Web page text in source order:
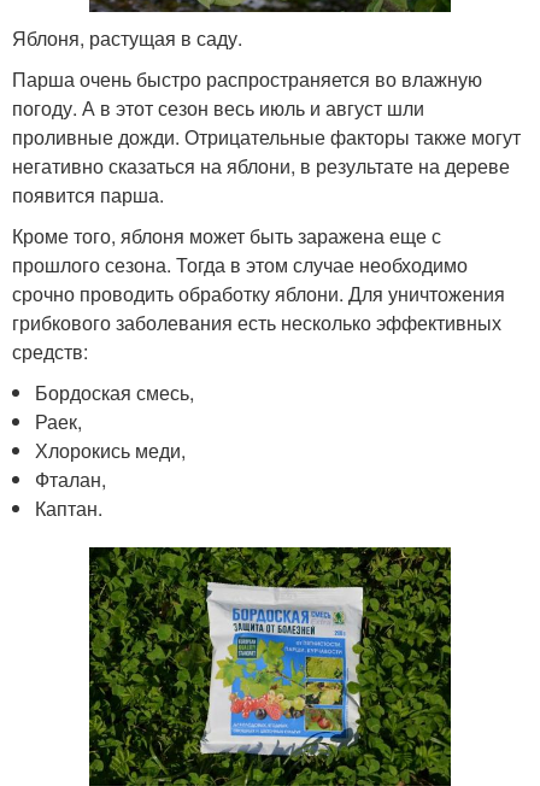
Яблоня, растущая в саду.
Парша очень быстро распространяется во влажную
погоду. А в этот сезон весь июль и август шли
проливные дожди. Отрицательные факторы также могут
негативно сказаться на яблони, в результате на дереве
появится парша.
Кроме того, яблоня может быть заражена еще с
прошлого сезона. Тогда в этом случае необходимо
срочно проводить обработку яблони. Для уничтожения
грибкового заболевания есть несколько эффективных
средств:
Бордоская смесь,
Раек,
Хлорокись меди,
Фталан,
Каптан.